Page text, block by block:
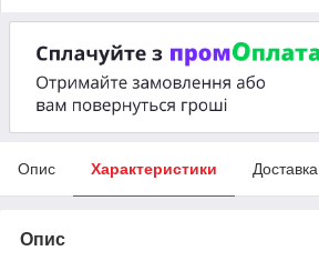
Опис Характеристики Доставка
Опис